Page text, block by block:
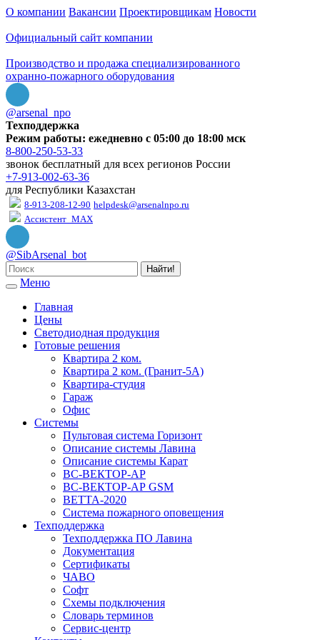
О компании Вакансии Проектировщикам Новости
Официальный сайт компании
Производство и продажа специализированного
охранно-пожарного оборудования
@arsenal_npo
Техподдержка
Режим работы: ежедневно с 05:00 до 18:00 мск
8-800-250-53-33
звонок бесплатный для всех регионов России
+7-913-002-63-36
для Республики Казахстан
8-913-208-12-90 helpdesk@arsenalnpo.ru
Ассистент_MAX
@SibArsenal_bot
Найти!
Меню
Главная
Цены
Светодиодная продукция
Готовые решения
Квартира 2 ком.
Квартира 2 ком. (Гранит-5А)
Квартира-студия
Гараж
Офис
Системы
Пультовая система Горизонт
Описание системы Лавина
Описание системы Карат
ВС-ВЕКТОР-АР
ВС-ВЕКТОР-АР GSM
ВЕТТА-2020
Система пожарного оповещения
Техподдержка
Техподдержка ПО Лавина
Документация
Сертификаты
ЧАВО
Софт
Схемы подключения
Словарь терминов
Сервис-центр